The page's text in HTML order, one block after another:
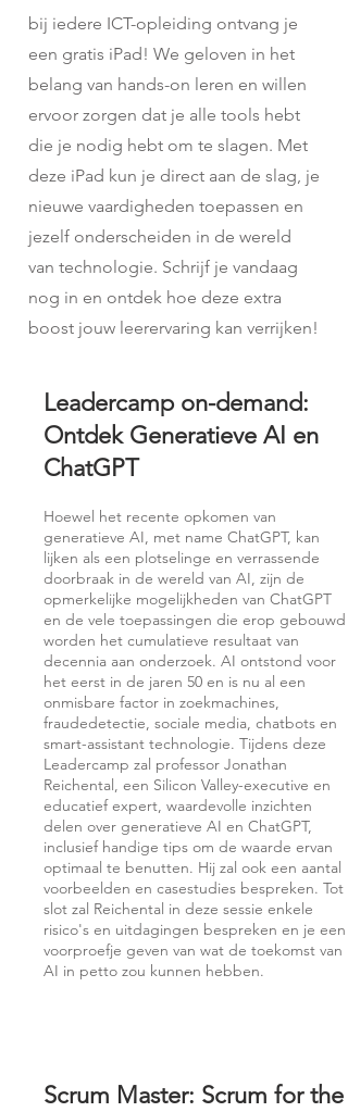
bij iedere ICT-opleiding ontvang je
een gratis iPad! We geloven in het
belang van hands-on leren en willen
ervoor zorgen dat je alle tools hebt
die je nodig hebt om te slagen. Met
deze iPad kun je direct aan de slag, je
nieuwe vaardigheden toepassen en
jezelf onderscheiden in de wereld
van technologie. Schrijf je vandaag
nog in en ontdek hoe deze extra
boost jouw leerervaring kan verrijken!
Leadercamp on-demand:
Ontdek Generatieve AI en
ChatGPT
Hoewel het recente opkomen van
generatieve AI, met name ChatGPT, kan
lijken als een plotselinge en verrassende
doorbraak in de wereld van AI, zijn de
opmerkelijke mogelijkheden van ChatGPT
en de vele toepassingen die erop gebouwd
worden het cumulatieve resultaat van
decennia aan onderzoek. AI ontstond voor
het eerst in de jaren 50 en is nu al een
onmisbare factor in zoekmachines,
fraudedetectie, sociale media, chatbots en
smart-assistant technologie. Tijdens deze
Leadercamp zal professor Jonathan
Reichental, een Silicon Valley-executive en
educatief expert, waardevolle inzichten
delen over generatieve AI en ChatGPT,
inclusief handige tips om de waarde ervan
optimaal te benutten. Hij zal ook een aantal
voorbeelden en casestudies bespreken. Tot
slot zal Reichental in deze sessie enkele
risico's en uitdagingen bespreken en je een
voorproefje geven van wat de toekomst van
AI in petto zou kunnen hebben.
Scrum Master: Scrum for the